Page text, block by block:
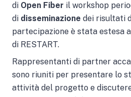
di Open Fiber il workshop
di disseminazione dei risultati
partecipazione è stata estesa
di RESTART.
Rappresentanti di partner
sono riuniti per presentare lo
attività del progetto e